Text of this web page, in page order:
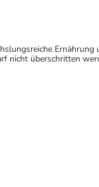
Ernährung
nicht überschritten